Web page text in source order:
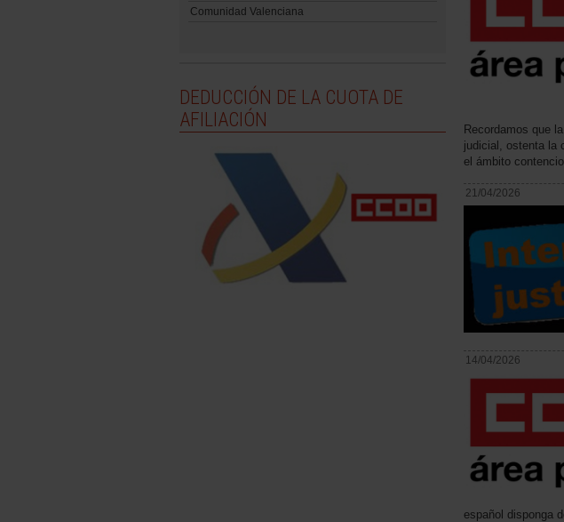
Comunidad Valenciana
DEDUCCIÓN DE LA CUOTA DE
AFILIACIÓN
Recordamos que
judicial, ostenta la
el ámbito
21/04/2026
14/04/2026
español disponga